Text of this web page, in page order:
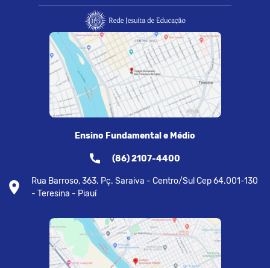
Ensino Fundamental e Médio
(86) 2107-4400
Rua Barroso, 363. Pç. Saraiva - Centro/Sul Cep 64.001-130
- Teresina - Piauí